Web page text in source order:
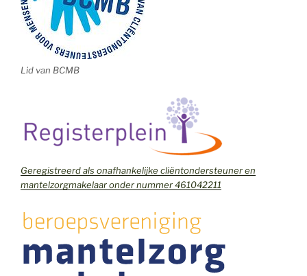
Lid van BCMB
Geregistreerd als onafhankelijke cliëntondersteuner en
mantelzorgmakelaar onder nummer 461042211